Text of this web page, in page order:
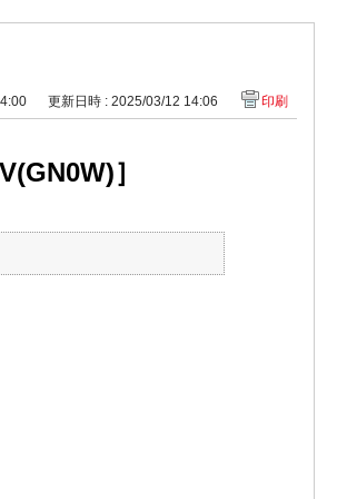
更新日時 : 2025/03/12 14:06 印刷
］